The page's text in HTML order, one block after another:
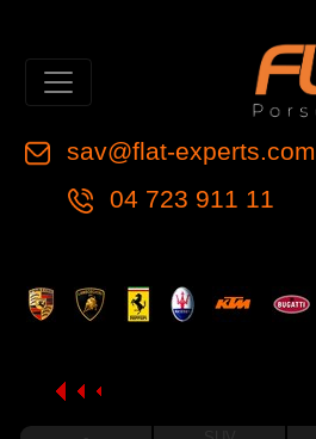
sav@flat-experts.com
04 723 911 11